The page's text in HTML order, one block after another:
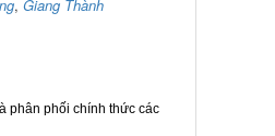
, Giang Thành
phân phối chính thức các